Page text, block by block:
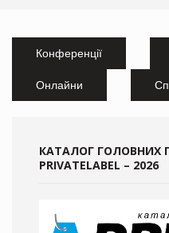
Конференції
Онлайни
КАТАЛОГ ГОЛОВНИХ
PRIVATELABEL – 2026